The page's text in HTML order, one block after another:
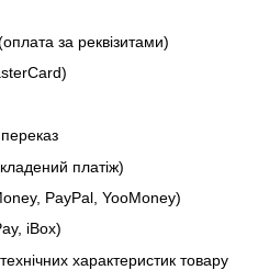
за реквізитами)
платіж)
PayPal, YooMoney)
iBox)
характеристик товару